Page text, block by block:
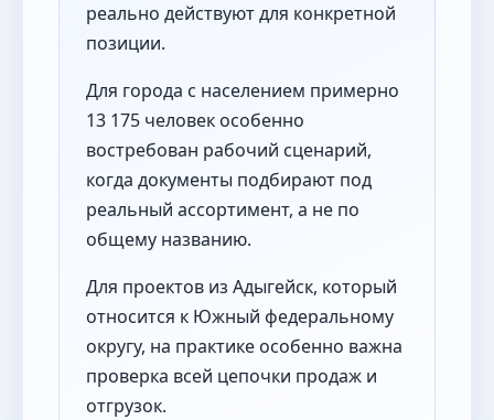
реально действуют для конкретной
позиции.
Для города с населением примерно
13 175 человек особенно
востребован рабочий сценарий,
когда документы подбирают под
реальный ассортимент, а не по
общему названию.
Для проектов из Адыгейск, который
относится к Южный федеральному
округу, на практике особенно важна
проверка всей цепочки продаж и
отгрузок.